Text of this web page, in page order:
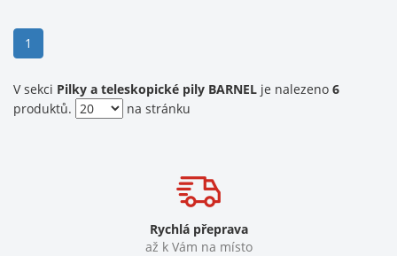
1
V sekci Pilky a teleskopické pily BARNEL je nalezeno 6
produktů.
na stránku
Rychlá přeprava
až k Vám na místo